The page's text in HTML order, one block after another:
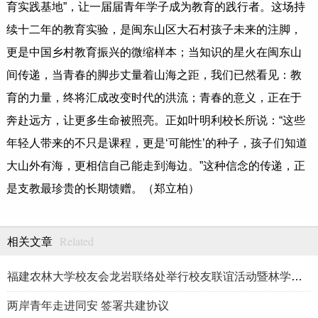
育实践基地”，让一届届青年学子成为教育的践行者。这场持
续十二年的教育实验，是闽东山区大石村孩子未来的注脚，
更是中国乡村教育振兴的微缩样本；当知识的星火在闽东山
间传递，当青春的脚步丈量着山海之距，我们已然看见：教
育的力量，终将汇成改变时代的洪流；青春的意义，正在于
奔赴远方，让更多生命被照亮。正如叶明利校长所说：“这些
年轻人带来的不只是课程，更是‘可能性’的种子，孩子们知道
大山外有海，更相信自己能走到海边。”这种信念的传递，正
是支教最珍贵的长期馈赠。（郑立柏）
相关文章 Related
福建农林大学校友会龙岩联络处举行校友联谊活动暨林学、生物医药
两岸青年走进同安 签署共建协议